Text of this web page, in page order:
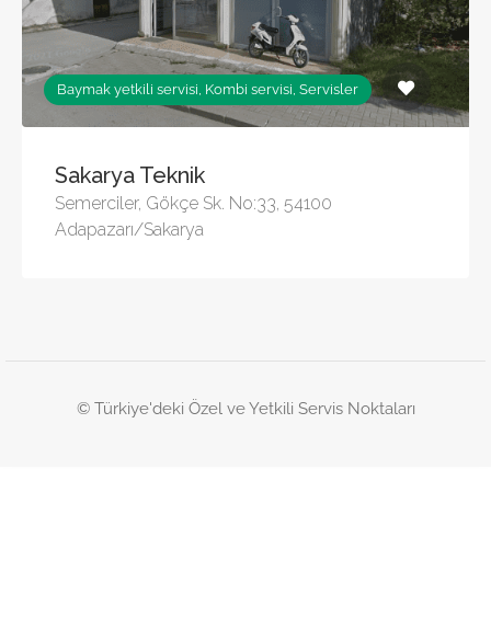
Baymak yetkili servisi, Kombi servisi, Servisler
Sakarya Teknik
Semerciler, Gökçe Sk. No:33, 54100
Adapazarı/Sakarya
© Türkiye'deki Özel ve Yetkili Servis Noktaları